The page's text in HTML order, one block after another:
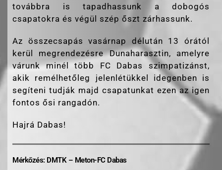
továbbra is tapadhassunk a dobogós
csapatokra és végül szép őszt zárhassunk.
Az összecsapás vasárnap délután 13 órától
kerül megrendezésre Dunaharasztin, amelyre
várunk minél több FC Dabas szimpatizánst,
akik remélhetőleg jelenlétükkel idegenben is
segíteni tudják majd csapatunkat ezen az igen
fontos ősi rangadón.
Hajrá Dabas!
Mérkőzés: DMTK – Meton-FC Dabas